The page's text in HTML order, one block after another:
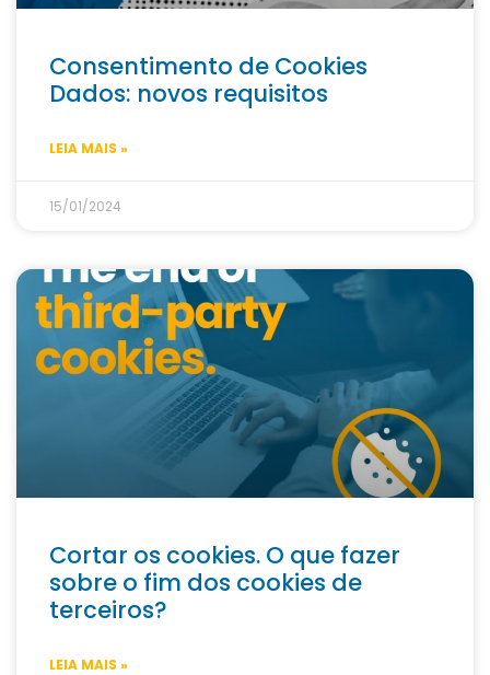
Consentimento de Cookies
Dados: novos requisitos
LEIA MAIS »
15/01/2024
Cortar os cookies. O que fazer
sobre o fim dos cookies de
terceiros?
LEIA MAIS »